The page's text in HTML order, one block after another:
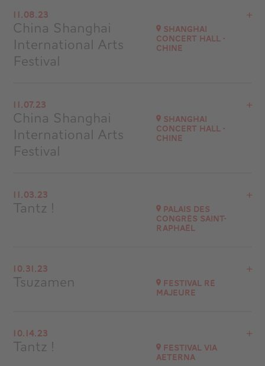
Shanghai Concert Hall
Chine
11.08.23
China Shanghai
International Arts
Festival
Shanghai
Concert Hall -
Chine
Shanghai Concert Hall
Chine
11.07.23
China Shanghai
International Arts
Festival
Shanghai
Concert Hall -
Chine
Shanghai Concert Hall
Chine
11.03.23
Tantz ! Palais des
Congrès Saint-
Raphaël
Palais des Congrès Saint-Raphaël
at20H30
10.31.23
Tsuzamen Festival Ré
majeure
Ile-de-Ré
at20H30
10.14.23
Tantz ! Festival Via
Aeterna